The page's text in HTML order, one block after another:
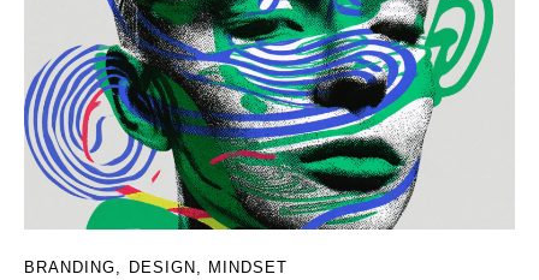
BRANDING DESIGN MINDSET